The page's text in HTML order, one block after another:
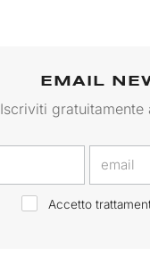
EMAIL
Iscriviti gratuitamente
Accetto